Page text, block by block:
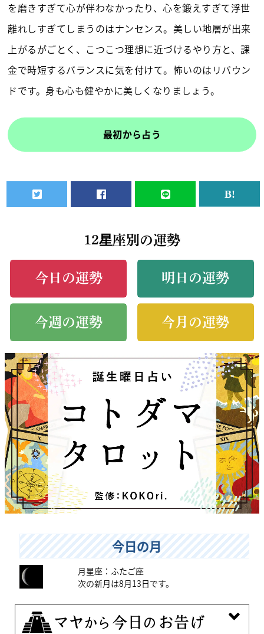
を磨きすぎて心が伴わなかったり、心を鍛えすぎて浮世
離れしすぎてしまうのはナンセンス。美しい地層が出来
上がるがごとく、こつこつ理想に近づけるやり方と、課
金で時短するバランスに気を付けて。怖いのはリバウン
ドです。身も心も健やかに美しくなりましょう。
最初から占う
12星座別の運勢
今日の運勢 明日の運勢
今週の運勢 今月の運勢
今日の月
月星座：ふたご座
次の新月は8月13日です。